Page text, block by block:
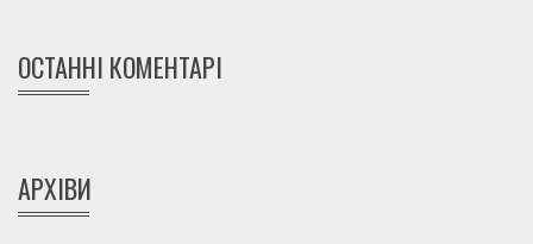
ОСТАННІ КОМЕНТАРІ
АРХІВИ